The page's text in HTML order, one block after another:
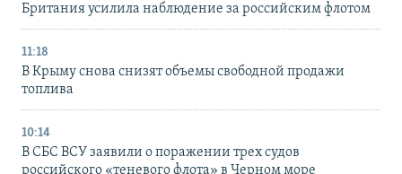
Британия усилила наблюдение за российским флотом
11:18
В Крыму снова снизят объемы свободной продажи
топлива
10:14
В СБС ВСУ заявили о поражении трех судов
российского «теневого флота» в Черном море